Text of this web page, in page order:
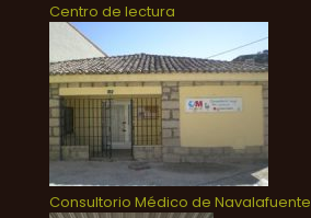
Centro de lectura
Consultorio Médico de Navalafuente